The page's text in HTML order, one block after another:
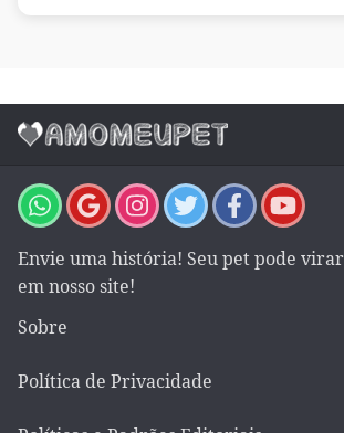
Envie uma história! Seu pet pode
em nosso site!
Sobre
Política de Privacidade